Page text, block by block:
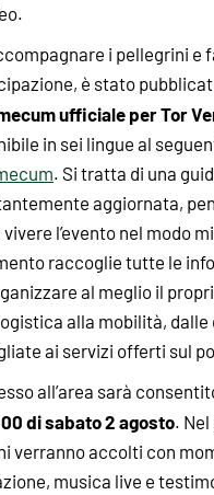
i pellegrini e
è stato
ufficiale per Tor
in sei lingue al
. Si tratta di una
aggiornata,
l’evento nel modo
raccoglie tutte le
al meglio il
alla mobilità, dalle
ai servizi offerti sul
all’area sarà
di sabato 2 agosto.
verranno accolti con
musica live e